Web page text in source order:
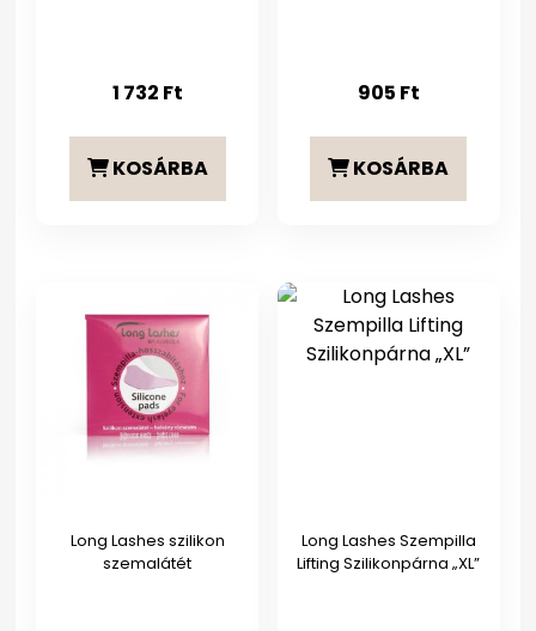
1 732 Ft
KOSÁRBA
905 Ft
KOSÁRBA
Long Lashes szilikon
szemalátét
Long Lashes Szempilla
Lifting Szilikonpárna „XL”